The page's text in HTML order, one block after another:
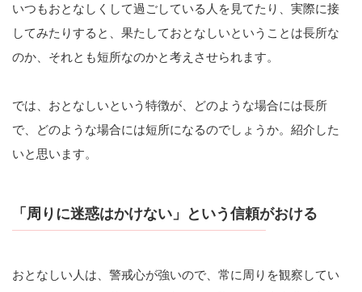
いつもおとなしくして過ごしている人を見てたり、実際に接
してみたりすると、果たしておとなしいということは長所な
のか、それとも短所なのかと考えさせられます。
では、おとなしいという特徴が、どのような場合には長所
で、どのような場合には短所になるのでしょうか。紹介した
いと思います。
「周りに迷惑はかけない」という信頼がおける
おとなしい人は、警戒心が強いので、常に周りを観察してい